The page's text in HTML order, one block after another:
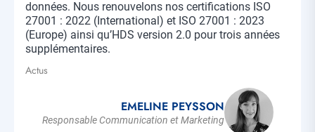
données. Nous renouvelons nos certifications ISO
27001 : 2022 (International) et ISO 27001 : 2023
(Europe) ainsi qu’HDS version 2.0 pour trois années
supplémentaires.
Tags
Actus
EMELINE PEYSSON
Responsable Communication et Marketing